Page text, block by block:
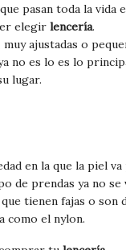
pasan toda la vida
elegir lencería.
ajustadas o
no es lo es lo
lugar.
en la que la piel
de prendas ya no se
tienen fajas o son
como el nylon.